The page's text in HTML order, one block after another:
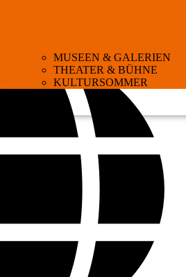
MUSEEN & GALERIEN
THEATER & BÜHNE
KULTURSOMMER